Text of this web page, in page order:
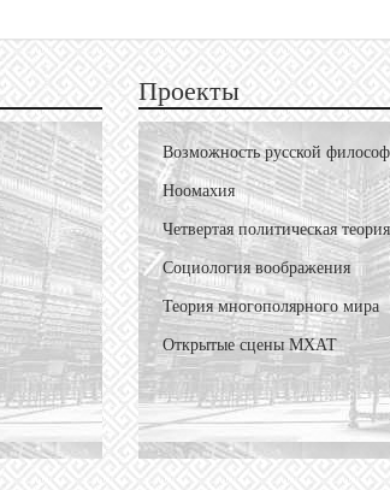
Проекты
Возможность русской
Ноомахия
Четвертая политическая теория
Социология воображения
Теория многополярного мира
Открытые сцены МХАТ